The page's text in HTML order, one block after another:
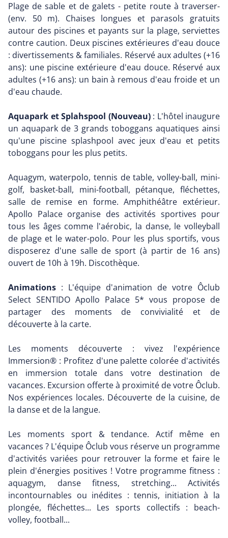
Plage de sable et de galets - petite route à traverser-
(env. 50 m). Chaises longues et parasols gratuits
autour des piscines et payants sur la plage, serviettes
contre caution. Deux piscines extérieures d'eau douce
: divertissements & familiales. Réservé aux adultes (+16
ans): une piscine extérieure d'eau douce. Réservé aux
adultes (+16 ans): un bain à remous d'eau froide et un
d'eau chaude.
Aquapark et Splahspool (Nouveau): L'hôtel inaugure
un aquapark de 3 grands toboggans aquatiques ainsi
qu'une piscine splashpool avec jeux d'eau et petits
toboggans pour les plus petits.
Aquagym, waterpolo, tennis de table, volley-ball, mini-
golf, basket-ball, mini-football, pétanque, fléchettes,
salle de remise en forme. Amphithéâtre extérieur.
Apollo Palace organise des activités sportives pour
tous les âges comme l'aérobic, la danse, le volleyball
de plage et le water-polo. Pour les plus sportifs, vous
disposerez d'une salle de sport (à partir de 16 ans)
ouvert de 10h à 19h. Discothèque.
Animations : L'équipe d'animation de votre Ôclub
Select SENTIDO Apollo Palace 5* vous propose de
partager des moments de convivialité et de
découverte à la carte.
Les moments découverte : vivez l'expérience
Immersion® : Profitez d'une palette colorée d'activités
en immersion totale dans votre destination de
vacances. Excursion offerte à proximité de votre Ôclub.
Nos expériences locales. Découverte de la cuisine, de
la danse et de la langue.
Les moments sport & tendance. Actif même en
vacances ? L'équipe Ôclub vous réserve un programme
d'activités variées pour retrouver la forme et faire le
plein d'énergies positives ! Votre programme fitness :
aquagym, danse fitness, stretching... Activités
incontournables ou inédites : tennis, initiation à la
plongée, fléchettes... Les sports collectifs : beach-
volley, football...